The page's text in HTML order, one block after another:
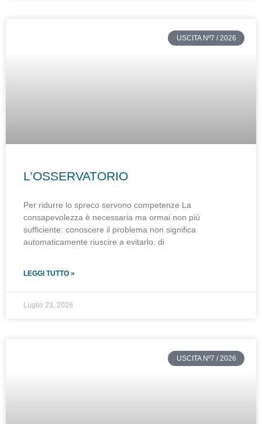
USCITA Nº7 / 2026
L’OSSERVATORIO
Per ridurre lo spreco servono competenze La
consapevolezza è necessaria ma ormai non più
sufficiente: conoscere il problema non significa
automaticamente riuscire a evitarlo. di
LEGGI TUTTO »
Luglio 23, 2026
USCITA Nº7 / 2026